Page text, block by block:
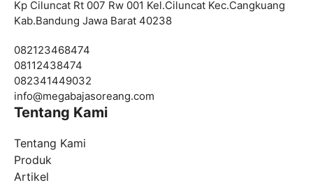
Kp Ciluncat Rt 007 Rw 001 Kel.Ciluncat Kec.Cangkuang
Kab.Bandung Jawa Barat 40238
082123468474
08112438474
082341449032
info@megabajasoreang.com
Tentang Kami
Tentang Kami
Produk
Artikel